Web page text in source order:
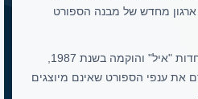
במסגרת ארגון מחדש של מבנה הספורט
בתחילת דרכה נקראה ההתאחדות "איל" והוקמה בשנת 1987,
את ענפי הספורט שאינם מיוצגים